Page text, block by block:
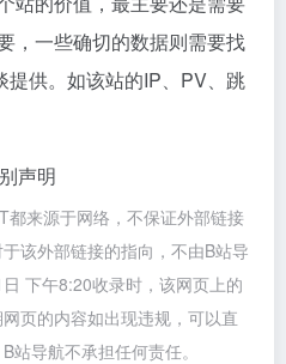
，一些确切的数据则需要找
供。如该站的IP、PV、跳
声明
都来源于网络，不保证外部链接
该外部链接的指向，不由B站导
下午8:20收录时，该网页上的
页的内容如出现违规，可以直
站导航不承担任何责任。